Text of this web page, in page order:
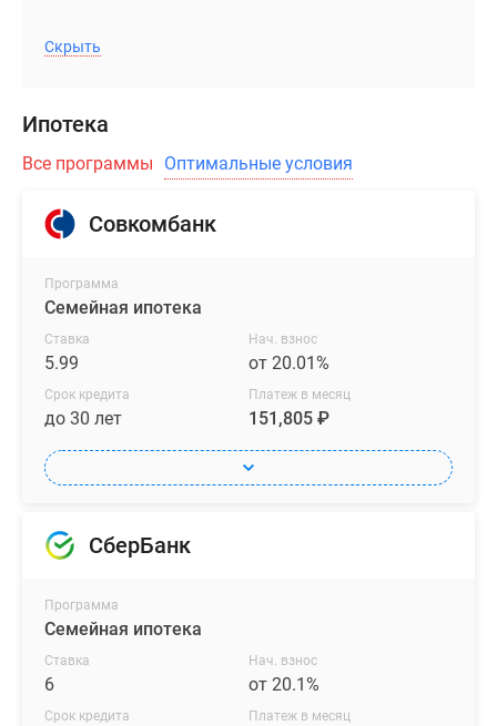
Скрыть
Ипотека
Все программы Оптимальные условия
Совкомбанк
Программа
Семейная ипотека
Ставка
5.99
Нач. взнос
от 20.01%
Срок кредита
до 30 лет
Платеж в месяц
151,805 ₽
СберБанк
Программа
Семейная ипотека
Ставка
6
Нач. взнос
от 20.1%
Срок кредита Платеж в месяц